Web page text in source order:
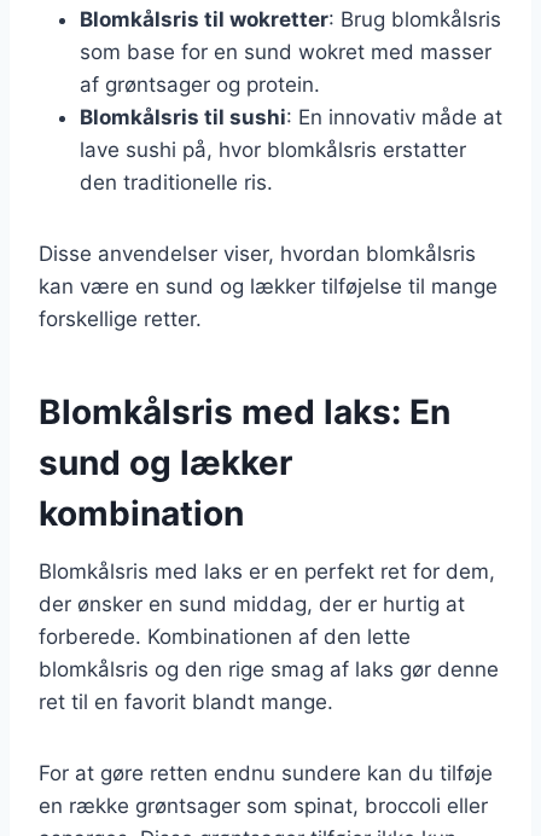
Blomkålsris til wokretter: Brug blomkålsris
som base for en sund wokret med masser
af grøntsager og protein.
Blomkålsris til sushi: En innovativ måde at
lave sushi på, hvor blomkålsris erstatter
den traditionelle ris.
Disse anvendelser viser, hvordan blomkålsris
kan være en sund og lækker tilføjelse til mange
forskellige retter.
Blomkålsris med laks: En
sund og lækker
kombination
Blomkålsris med laks er en perfekt ret for dem,
der ønsker en sund middag, der er hurtig at
forberede. Kombinationen af den lette
blomkålsris og den rige smag af laks gør denne
ret til en favorit blandt mange.
For at gøre retten endnu sundere kan du tilføje
en række grøntsager som spinat, broccoli eller